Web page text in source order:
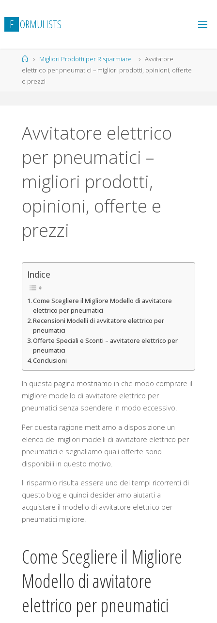
al
contenuto
F ORMULISTS
HomeMigliori Prodotti per Risparmiare
Avvitatore
elettrico per pneumatici – migliori prodotti, opinioni, offerte
e prezzi
Avvitatore elettrico
per pneumatici –
migliori prodotti,
opinioni, offerte e
prezzi
Indice
Come Scegliere il Migliore Modello di avvitatore
elettrico per pneumatici
Recensioni Modelli di avvitatore elettrico per
pneumatici
Offerte Speciali e Sconti – avvitatore elettrico per
pneumatici
Conclusioni
In questa pagina mostriamo in che modo comprare il
migliore modello di avvitatore elettrico per
pneumatici senza spendere in modo eccessivo.
Per questa ragione mettiamo a disposizione un
elenco dei migliori modelli di avvitatore elettrico per
pneumatici e segnaliamo quali offerte sono
disponibili in questo motivo.
Il risparmio risulta essere uno dei tempi ricorrenti di
questo blog e quindi desideriamo aiutarti a
acquistare il modello di avvitatore elettrico per
pneumatici migliore.
Come Scegliere il Migliore
Modello di avvitatore
elettrico per pneumatici